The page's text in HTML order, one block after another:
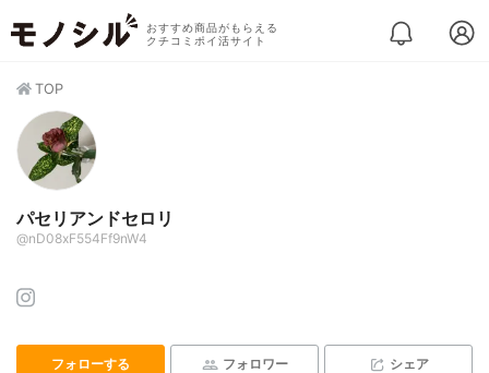
おすすめ商品がもらえる
クチコミポイ活サイト
TOP
パセリアンドセロリ
@nD08xF554Ff9nW4
フォローする フォロワー シェア